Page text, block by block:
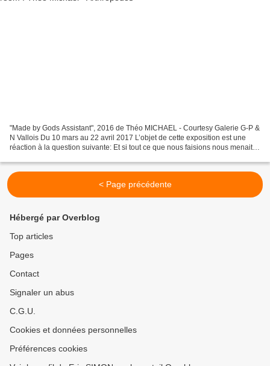
"Made by Gods Assistant", 2016 de Théo MICHAEL - Courtesy Galerie G-P &
N Vallois Du 10 mars au 22 avril 2017 L’objet de cette exposition est une
réaction à la question suivante: Et si tout ce que nous faisions nous menait
< Page précédente
Hébergé par Overblog
Top articles
Pages
Contact
Signaler un abus
C.G.U.
Cookies et données personnelles
Préférences cookies